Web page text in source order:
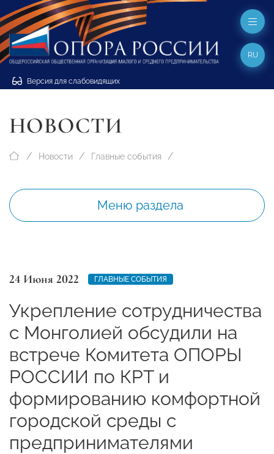
Версия для слабовидящих
RU
НОВОСТИ
Новости Главные события
Меню раздела
24 Июня 2022 ГЛАВНЫЕ СОБЫТИЯ
Укрепление сотрудничества
с Монголией обсудили на
встрече Комитета ОПОРЫ
РОССИИ по КРТ и
формированию комфортной
городской среды с
предпринимателями